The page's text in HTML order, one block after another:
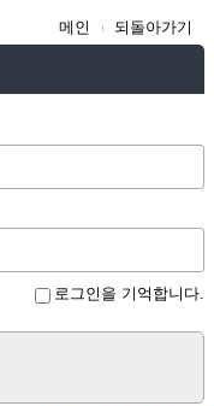
메인 되돌아가기
로그인을 기억합니다.